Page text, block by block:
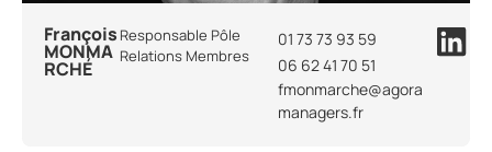
François
MONMA
RCHÉ
Responsable Pôle
Relations Membres
01 73 73 93 59
06 62 41 70 51
fmonmarche@agora
managers.fr